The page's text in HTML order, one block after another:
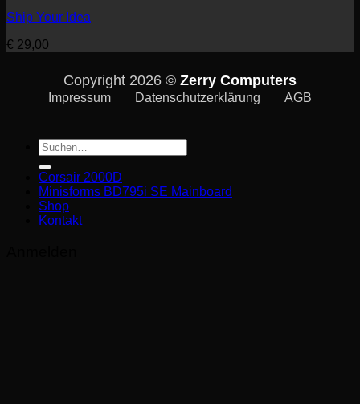
Ship Your Idea
€ 29,00
Copyright 2026 © Zerry Computers
Impressum Datenschutzerklärung AGB
Suche
nach:
Corsair 2000D
Minisforms BD795i SE Mainboard
Shop
Kontakt